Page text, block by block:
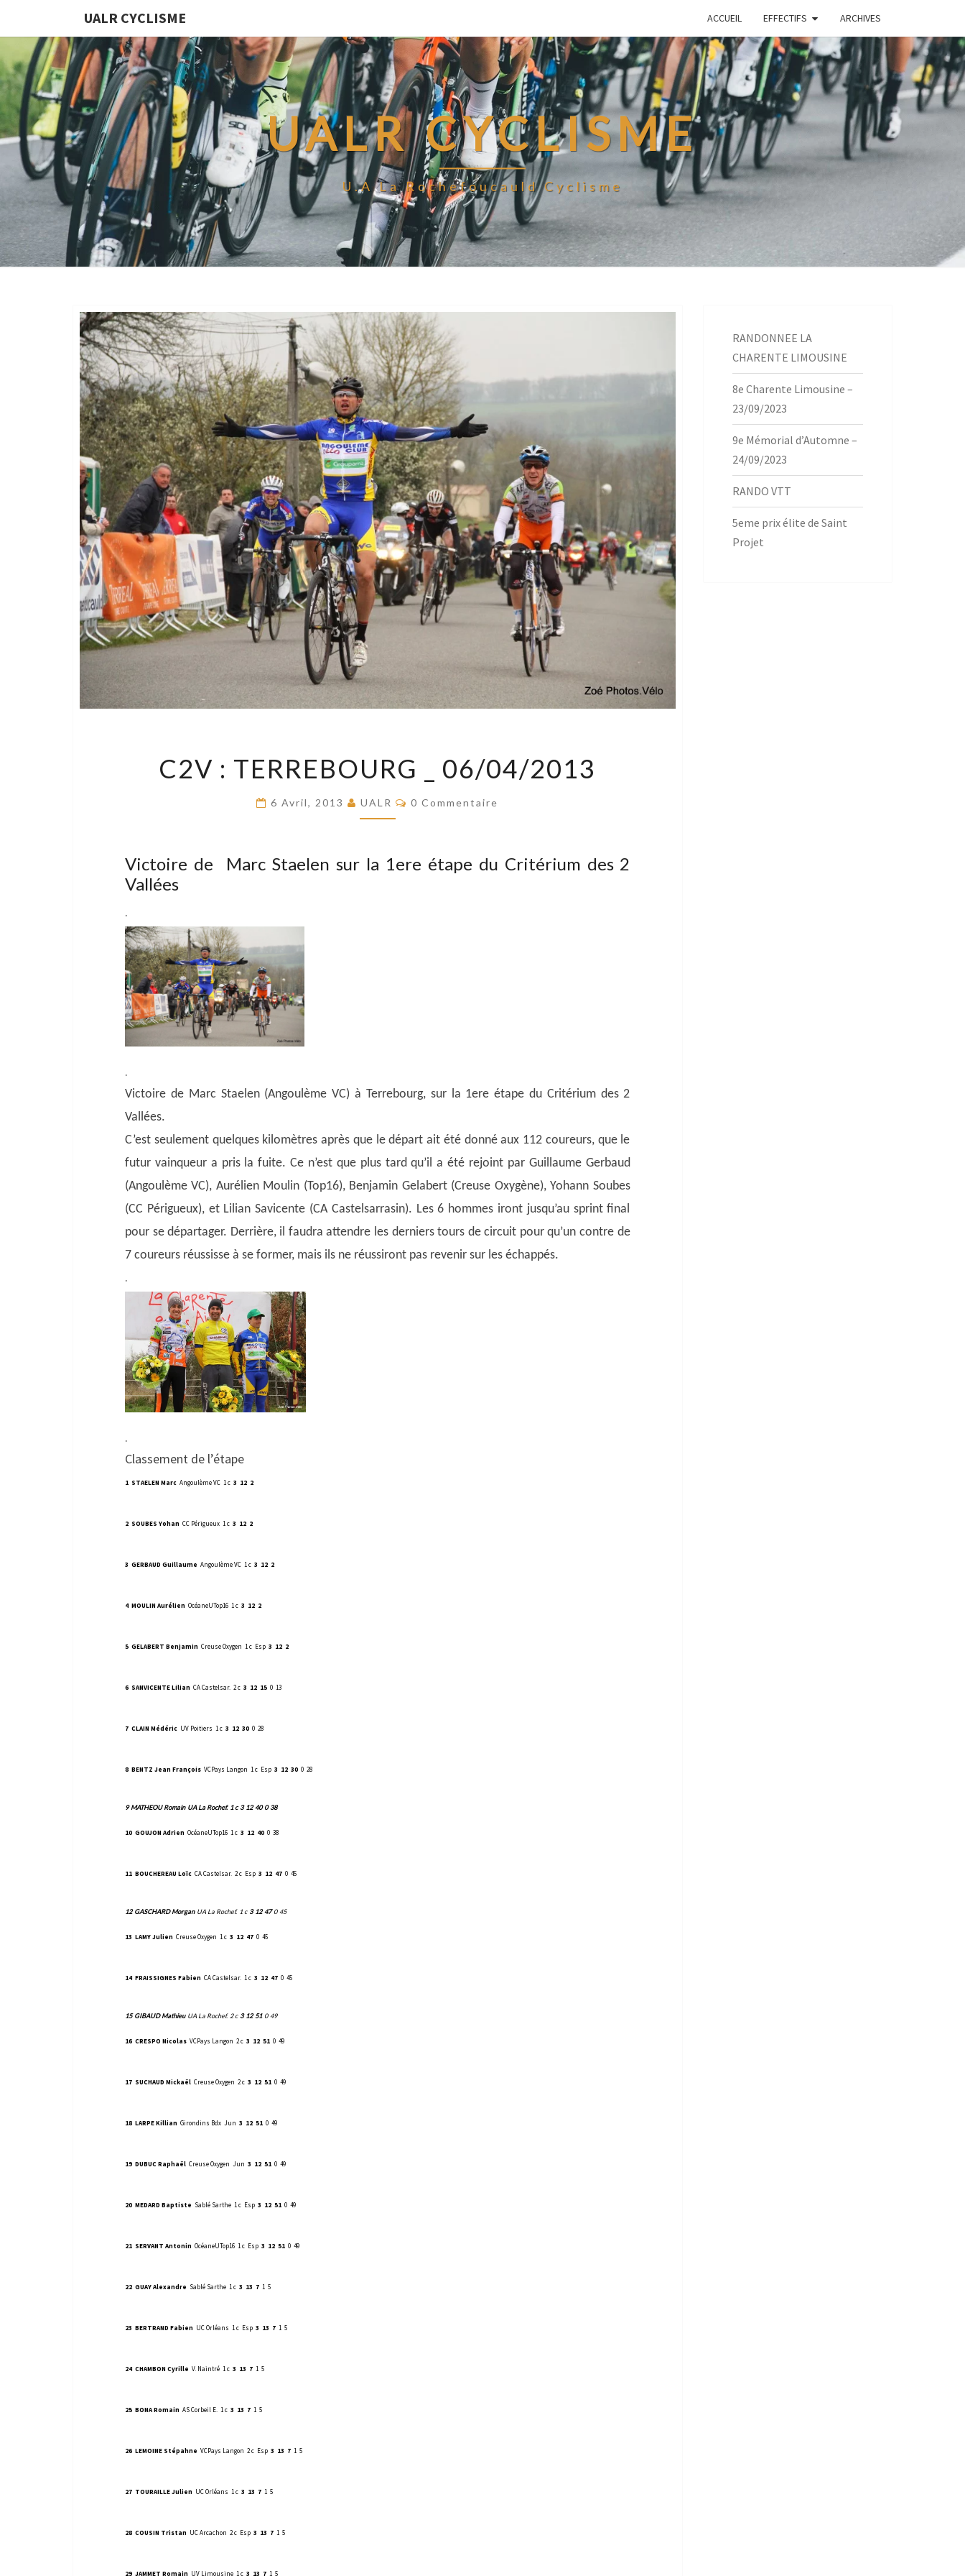
UALR CYCLISME ACCUEIL EFFECTIFS ARCHIVES
UALR CYCLISME
U.A La Rochefoucauld Cyclisme
:
C2V : TERREBOURG _ 06/04/2013
6 Avril, 2013 UALR Commentaires
0 Commentaire
Victoire de Marc Staelen sur la 1ere étape du Critérium des 2
Vallées
.
.
Victoire de Marc Staelen (Angoulème VC) à Terrebourg, sur la 1ere étape du Critérium des 2
Vallées.
C’est seulement quelques kilomètres après que le départ ait été donné aux 112 coureurs, que le
futur vainqueur a pris la fuite. Ce n’est que plus tard qu’il a été rejoint par Guillaume Gerbaud
(Angoulème VC), Aurélien Moulin (Top16), Benjamin Gelabert (Creuse Oxygène), Yohann Soubes
(CC Périgueux), et Lilian Savicente (CA Castelsarrasin). Les 6 hommes iront jusqu’au sprint final
pour se départager. Derrière, il faudra attendre les derniers tours de circuit pour qu’un contre de
7 coureurs réussisse à se former, mais ils ne réussiront pas revenir sur les échappés.
.
.
Classement de l’étape
1 STAELEN Marc Angoulème VC 1 c 3 12 2
2 SOUBES Yohan CC Périgueux 1 c 3 12 2
3 GERBAUD Guillaume Angoulème VC 1 c 3 12 2
4 MOULIN Aurélien OcéaneUTop16 1 c 3 12 2
5 GELABERT Benjamin Creuse Oxygen 1 c Esp 3 12 2
6 SANVICENTE Lilian CA Castelsar. 2 c 3 12 15 0 13
7 CLAIN Médéric UV Poitiers 1 c 3 12 30 0 28
8 BENTZ Jean François VCPays Langon 1 c Esp 3 12 30 0 28
9 MATHEOU Romain UA La Rochef. 1 c 3 12 40 0 38
10 GOUJON Adrien OcéaneUTop16 1 c 3 12 40 0 38
11 BOUCHEREAU Loïc CA Castelsar. 2 c Esp 3 12 47 0 45
12 GASCHARD Morgan UA La Rochef. 1 c 3 12 47 0 45
13 LAMY Julien Creuse Oxygen 1 c 3 12 47 0 45
14 FRAISSIGNES Fabien CA Castelsar. 1 c 3 12 47 0 45
15 GIBAUD Mathieu UA La Rochef. 2 c 3 12 51 0 49
16 CRESPO Nicolas VCPays Langon 2 c 3 12 51 0 49
17 SUCHAUD Mickaël Creuse Oxygen 2 c 3 12 51 0 49
18 LARPE Killian Girondins Bdx Jun 3 12 51 0 49
19 DUBUC Raphaël Creuse Oxygen Jun 3 12 51 0 49
20 MEDARD Baptiste Sablé Sarthe 1 c Esp 3 12 51 0 49
21 SERVANT Antonin OcéaneUTop16 1 c Esp 3 12 51 0 49
22 GUAY Alexandre Sablé Sarthe 1 c 3 13 7 1 5
23 BERTRAND Fabien UC Orléans 1 c Esp 3 13 7 1 5
24 CHAMBON Cyrille V. Naintré 1 c 3 13 7 1 5
25 BONA Romain AS Corbeil E. 1 c 3 13 7 1 5
26 LEMOINE Stépahne VCPays Langon 2 c Esp 3 13 7 1 5
27 TOURAILLE Julien UC Orléans 1 c 3 13 7 1 5
28 COUSIN Tristan UC Arcachon 2 c Esp 3 13 7 1 5
29 JAMMET Romain UV Limousine 1 c 3 13 7 1 5
RANDONNEE LA
CHARENTE LIMOUSINE
8e Charente Limousine –
23/09/2023
9e Mémorial d’Automne –
24/09/2023
RANDO VTT
5eme prix élite de Saint
Projet